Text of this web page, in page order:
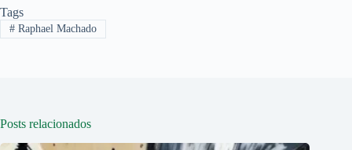
Tags
#Raphael Machado
Posts relacionados